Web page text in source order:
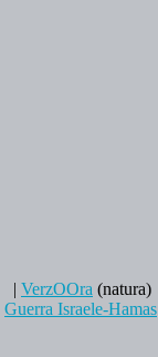
| VerzOOra (natura)
Guerra Israele-Hamas